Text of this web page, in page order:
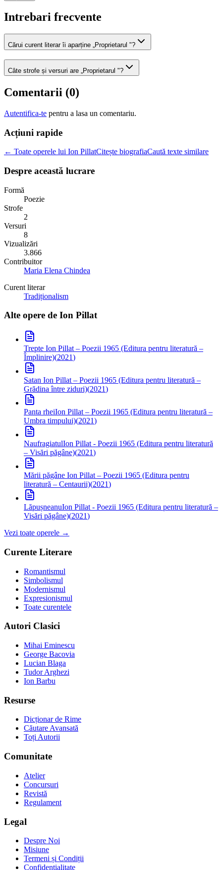
Intrebari frecvente
Cărui curent literar îi aparține „Proprietarul "?
Câte strofe și versuri are „Proprietarul "?
Comentarii (0)
Autentifica-te pentru a lasa un comentariu.
Acțiuni rapide
← Toate operele lui Ion PillatCitește biografiaCaută texte similare
Despre această lucrare
Formă
Poezie
Strofe
2
Versuri
8
Vizualizări
3.866
Contribuitor
Maria Elena Chindea
Curent literar
Tradiționalism
Alte opere de Ion Pillat
Trepte Ion Pillat – Poezii 1965 (Editura pentru literatură –
Împlinire)(2021)
Satan Ion Pillat – Poezii 1965 (Editura pentru literatură –
Grădina între ziduri)(2021)
Panta rheiIon Pillat – Poezii 1965 (Editura pentru literatură –
Umbra timpului)(2021)
NaufragiatulIon Pillat - Poezii 1965 (Editura pentru literatură
– Visări păgâne)(2021)
Mării păgâne Ion Pillat – Poezii 1965 (Editura pentru
literatură – Centaurii)(2021)
LăpușneanuIon Pillat - Poezii 1965 (Editura pentru literatură –
Visări păgâne)(2021)
Vezi toate operele →
Curente Literare
Romantismul
Simbolismul
Modernismul
Expresionismul
Toate curentele
Autori Clasici
Mihai Eminescu
George Bacovia
Lucian Blaga
Tudor Arghezi
Ion Barbu
Resurse
Dicționar de Rime
Căutare Avansată
Toți Autorii
Comunitate
Atelier
Concursuri
Revistă
Regulament
Legal
Despre Noi
Misiune
Termeni și Condiții
Confidențialitate